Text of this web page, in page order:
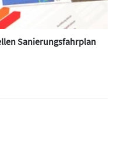
Sanierungsfahrplan